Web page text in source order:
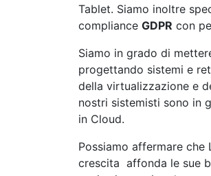
Tablet. Siamo inoltre
complianceGDPR con
Siamo in grado di
progettando sistemi e
della virtualizzazione e
nostri sistemisti sono in
in Cloud.
Possiamo affermare che
crescita affonda le sue